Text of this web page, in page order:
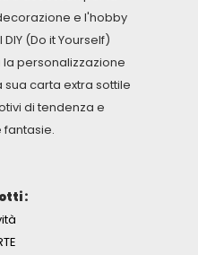
e l'hobby
(Do it Yourself)
personalizzazione
carta extra sottile
di tendenza e
: